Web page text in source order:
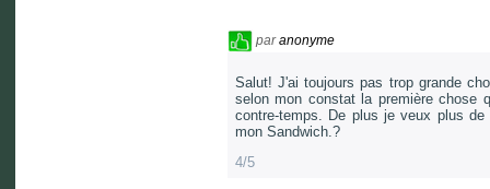
paranonyme
Salut! J'ai toujours pas trop grande
selon mon constat la première chose
contre-temps. De plus je veux plus
mon Sandwich.?
4/5